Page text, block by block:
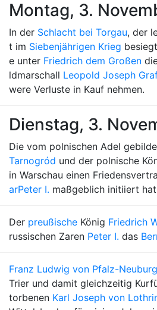
Montag, 3.
In der Schlacht bei Torgau, der
t im Siebenjährigen Krieg
e unter Friedrich dem Großen
ldmarschall Leopold Joseph
were Verluste in Kauf nehmen.
Dienstag, 3.
Die vom polnischen Adel
Tarnogród und der polnische
in Warschau einen
arPeter I. maßgeblich initiiert
Der preußische König Friedrich
russischen Zaren Peter I. das
Franz Ludwig von Pfalz-Neuburg
Trier und damit gleichzeitig
torbenen Karl Joseph von